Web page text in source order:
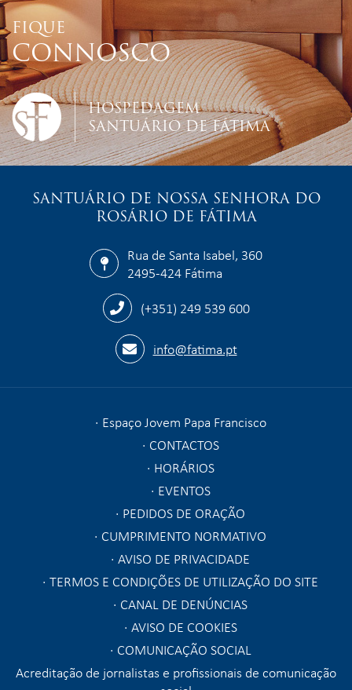
FIQUE
CONNOSCO
HOSPEDAGEM
SANTUÁRIO DE FÁTIMA
SANTUÁRIO DE NOSSA SENHORA DO
ROSÁRIO DE FÁTIMA
Rua de Santa Isabel, 360
2495-424 Fátima
(+351) 249 539 600
info@fatima.pt
Espaço Jovem Papa Francisco
CONTACTOS
HORÁRIOS
EVENTOS
PEDIDOS DE ORAÇÃO
CUMPRIMENTO NORMATIVO
AVISO DE PRIVACIDADE
TERMOS E CONDIÇÕES DE UTILIZAÇÃO DO SITE
CANAL DE DENÚNCIAS
AVISO DE COOKIES
COMUNICAÇÃO SOCIAL
Acreditação de jornalistas e profissionais de comunicação